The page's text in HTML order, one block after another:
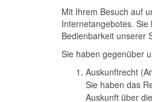
Mit Ihrem Besuch auf
Internetangebotes.
Bedienbarkeit unserer
Sie haben gegenüber
Auskunftrecht
Sie haben das
Auskunft über